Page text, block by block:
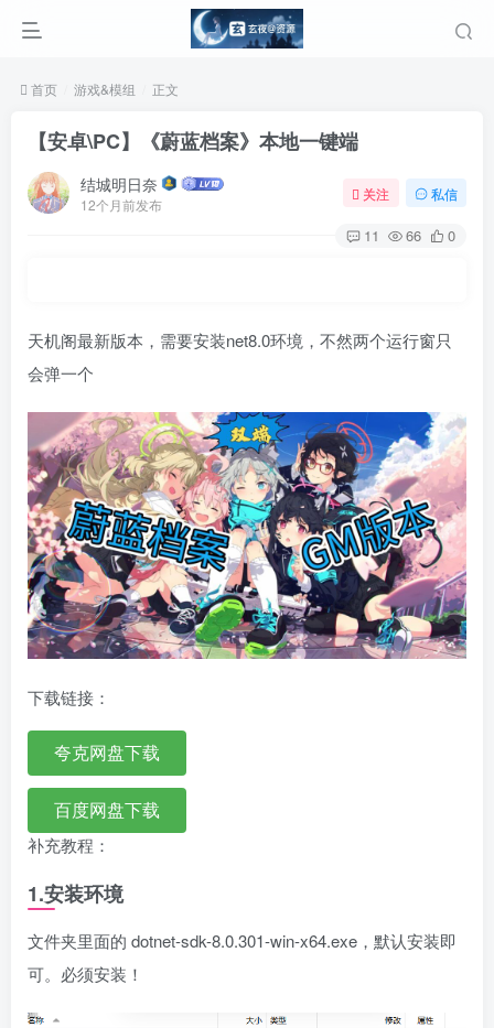
首页 游戏&模组 正文
【安卓\PC】《蔚蓝档案》本地一键端
结城明日奈
12个月前发布
关注 私信
11 66 0
天机阁最新版本，需要安装net8.0环境，不然两个运行窗只
会弹一个
下载链接：
夸克网盘下载
百度网盘下载
补充教程：
1.安装环境
文件夹里面的 dotnet-sdk-8.0.301-win-x64.exe，默认安装即
可。必须安装！